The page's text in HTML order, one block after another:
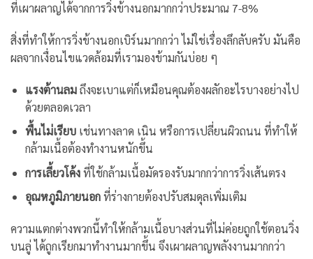
ที่เผาผลาญได้จากการวิ่งข้างนอกมากกว่าประมาณ 7-8%
สิ่งที่ทำให้การวิ่งข้างนอกเบิร์นมากกว่า ไม่ใช่เรื่องลึกลับครับ มันคือ
ผลจากเงื่อนไขแวดล้อมที่เรามองข้ามกันบ่อย ๆ
แรงต้านลมถึงจะเบาแต่ก็เหมือนคุณต้องผลักอะไรบางอย่างไป
ด้วยตลอดเวลา
พื้นไม่เรียบเช่นทางลาด เนิน หรือการเปลี่ยนผิวถนน ที่ทำให้
กล้ามเนื้อต้องทำงานหนักขึ้น
การเลี้ยวโค้งที่ใช้กล้ามเนื้อมัดรองรับมากกว่าการวิ่งเส้นตรง
อุณหภูมิภายนอกที่ร่างกายต้องปรับสมดุลเพิ่มเติม
ความแตกต่างพวกนี้ทำให้กล้ามเนื้อบางส่วนที่ไม่ค่อยถูกใช้ตอนวิ่ง
บนลู่ ได้ถูกเรียกมาทำงานมากขึ้น จึงเผาผลาญพลังงานมากกว่า